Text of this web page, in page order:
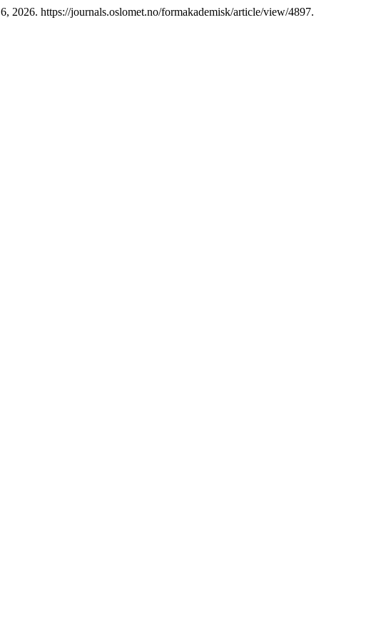
2026. https://journals.oslomet.no/formakademisk/article/view/4897.